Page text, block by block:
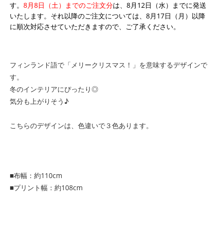
す。 8月8日（土）までのご注文分は、8月12日（水）までに発送
いたします。それ以降のご注文については、8月17日（月）以降
に順次対応させていただきますので、ご了承ください。
フィンランド語で「メリークリスマス！」を意味するデザインで
す。
冬のインテリアにぴったり◎
気分も上がりそう♪
こちらのデザインは、色違いで３色あります。
■布幅：約110cm
■プリント幅：約108cm